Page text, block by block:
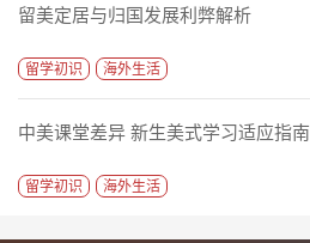
留美定居与归国发展利弊解析
留学初识 海外生活
中美课堂差异 新生美式学习适应指南
留学初识 海外生活